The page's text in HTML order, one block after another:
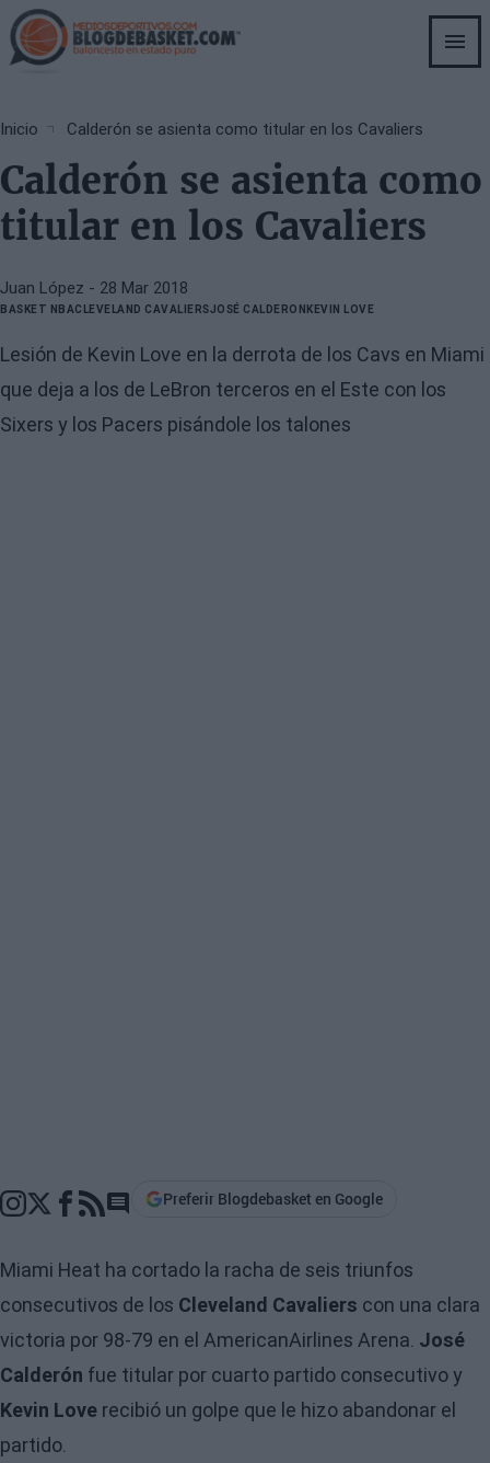
Skip
to
main
Breadcrumb
Inicio Calderón se asienta como titular en los Cavaliers
Calderón se asienta como
titular en los Cavaliers
Juan López - 28 Mar 2018
BASKET NBACLEVELAND CAVALIERSJOSÉ CALDERONKEVIN LOVE
Lesión de Kevin Love en la derrota de los Cavs en Miami
que deja a los de LeBron terceros en el Este con los
Sixers y los Pacers pisándole los talones
Go to comments section
Preferir Blogdebasket en Google
Miami Heat ha cortado la racha de seis triunfos
consecutivos de los Cleveland Cavaliers con una clara
victoria por 98-79 en el AmericanAirlines Arena. José
Calderón fue titular por cuarto partido consecutivo y
Kevin Love recibió un golpe que le hizo abandonar el
partido.